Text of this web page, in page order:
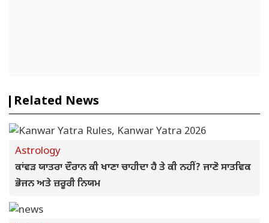
Related News
Astrology
ਕਾਂਵੜ ਯਾਤਰਾ ਦੌਰਾਨ ਕੀ ਖਾਣਾ ਚਾਹੀਦਾ ਹੈ ਤੇ ਕੀ ਨਹੀਂ? ਜਾਣੋ ਸਾਤਵਿਕ
ਭੋਜਨ ਅਤੇ ਜ਼ਰੂਰੀ ਨਿਯਮ